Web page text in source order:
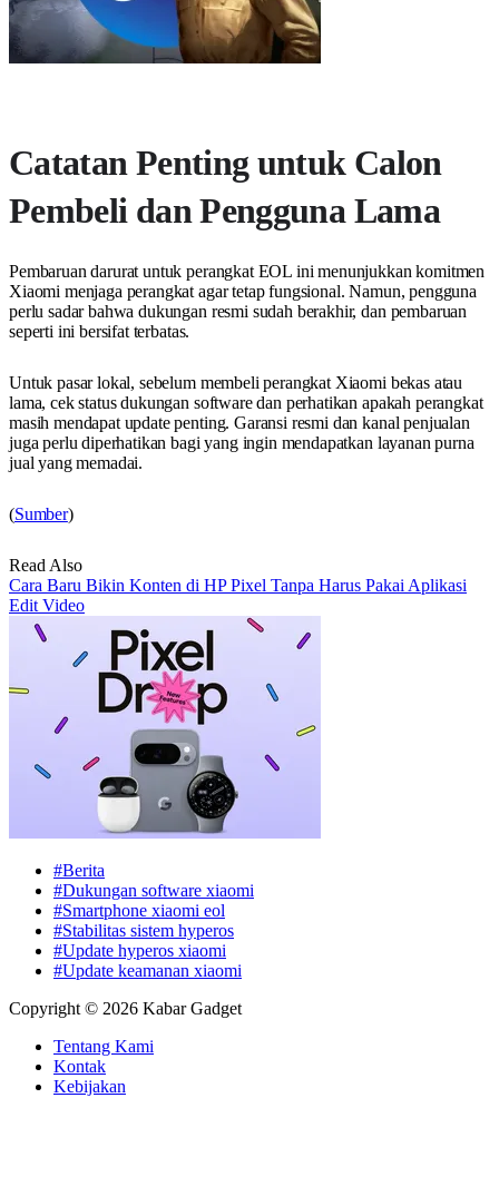
Catatan Penting untuk Calon
Pembeli dan Pengguna Lama
Pembaruan darurat untuk perangkat EOL ini menunjukkan komitmen
Xiaomi menjaga perangkat agar tetap fungsional. Namun, pengguna
perlu sadar bahwa dukungan resmi sudah berakhir, dan pembaruan
seperti ini bersifat terbatas.
Untuk pasar lokal, sebelum membeli perangkat Xiaomi bekas atau
lama, cek status dukungan software dan perhatikan apakah perangkat
masih mendapat update penting. Garansi resmi dan kanal penjualan
juga perlu diperhatikan bagi yang ingin mendapatkan layanan purna
jual yang memadai.
(Sumber)
Read Also
Cara Baru Bikin Konten di HP Pixel Tanpa Harus Pakai Aplikasi
Edit Video
#Berita
#Dukungan software xiaomi
#Smartphone xiaomi eol
#Stabilitas sistem hyperos
#Update hyperos xiaomi
#Update keamanan xiaomi
Copyright © 2026 Kabar Gadget
Tentang Kami
Kontak
Kebijakan